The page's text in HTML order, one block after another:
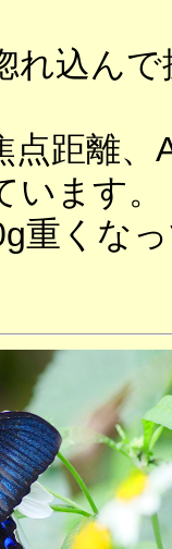
れ込ん
点距離
ます。
重くな